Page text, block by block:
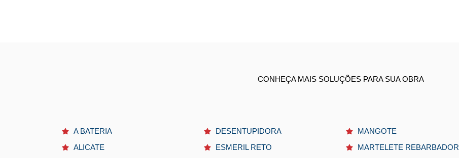
CONHEÇA MAIS SOLUÇÕES PARA SUA OBRA
A BATERIA
ALICATE
DESENTUPIDORA
ESMERIL RETO
MANGOTE
MARTELETE REBARBADOR